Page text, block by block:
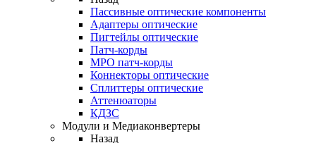
Пассивные оптические компоненты
Адаптеры оптические
Пигтейлы оптические
Патч-корды
MPO патч-корды
Коннекторы оптические
Сплиттеры оптические
Аттенюаторы
КДЗС
Модули и Медиаконвертеры
Назад